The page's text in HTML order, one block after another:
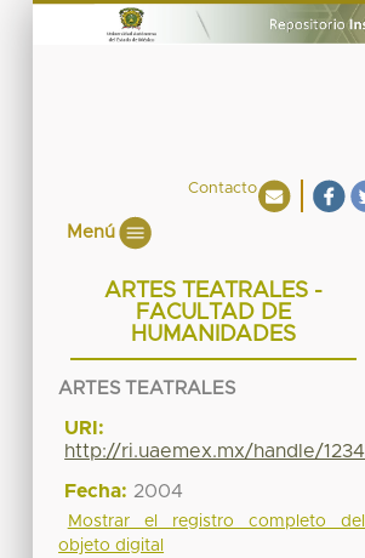
Contacto
Menú
ARTES TEATRALES -
FACULTAD DE
HUMANIDADES
ARTES TEATRALES
URI:
http://ri.uaemex.mx/handle/
Fecha: 2004
Mostrar el registro completo del
objeto digital